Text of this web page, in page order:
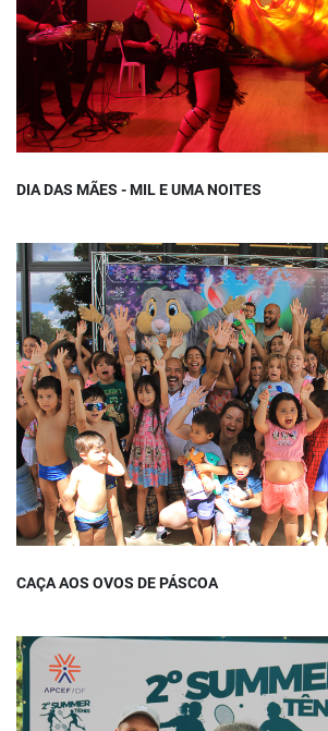
DIA DAS MÃES - MIL E UMA NOITES
CAÇA AOS OVOS DE PÁSCOA